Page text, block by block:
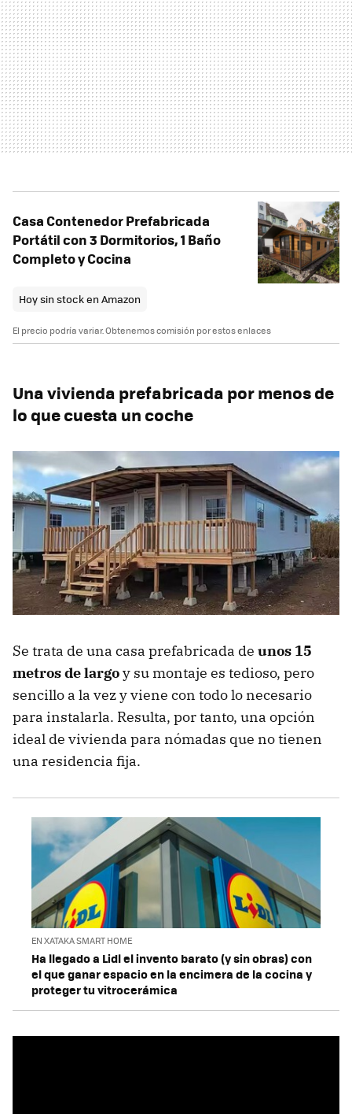
Casa Contenedor Prefabricada
Portátil con 3 Dormitorios, 1 Baño
Completo y Cocina
Hoy sin stock en Amazon
El precio podría variar. Obtenemos comisión por estos enlaces
Una vivienda prefabricada por menos de
lo que cuesta un coche
Se trata de una casa prefabricada de unos 15
metros de largoy su montaje es tedioso, pero
sencillo a la vez y viene con todo lo necesario
para instalarla. Resulta, por tanto, una opción
ideal de vivienda para nómadas que no tienen
una residencia fija.
EN XATAKA SMART HOME
Ha llegado a Lidl el invento barato (y sin obras) con
el que ganar espacio en la encimera de la cocina y
proteger tu vitrocerámica